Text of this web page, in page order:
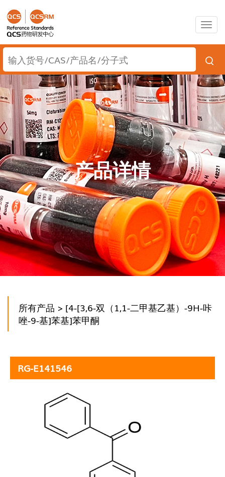
产品详情
所有产品 > [4-[3,6-双（1,1-二甲基乙基）-9H-咔
唑-9-基]苯基]苯甲酮
RG-E141546